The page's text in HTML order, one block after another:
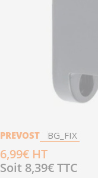
PREVOST BG_FIX
Prix
6,99€ HT
Soit 8,39€TTC